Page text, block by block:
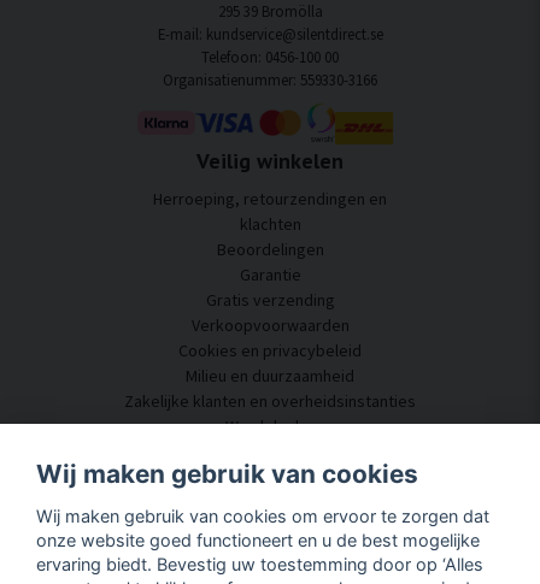
295 39 Bromölla
E-mail: kundservice@silentdirect.se
Telefoon: 0456-100 00
Organisatienummer: 559330-3166
Veilig winkelen
Herroeping, retourzendingen en
klachten
Beoordelingen
Garantie
Gratis verzending
Verkoopvoorwaarden
Cookies en privacybeleid
Milieu en duurzaamheid
Zakelijke klanten en overheidsinstanties
Word dealer
Klantenservice
Neem contact met ons op
Akoestisch advies
Montage en installatie
Wij maken gebruik van cookies
Wij maken gebruik van cookies om ervoor te zorgen dat
onze website goed functioneert en u de best mogelijke
ervaring biedt. Bevestig uw toestemming door op ‘Alles